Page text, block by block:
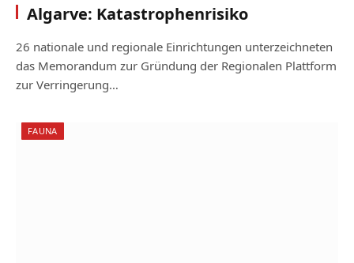
Algarve: Katastrophenrisiko
26 nationale und regionale Einrichtungen unterzeichneten
das Memorandum zur Gründung der Regionalen Plattform
zur Verringerung…
FAUNA